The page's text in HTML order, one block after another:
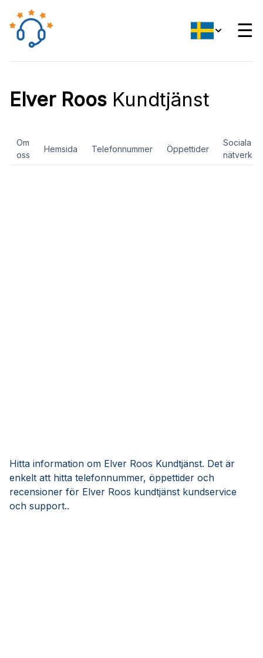
☰
Elver Roos Kundtjänst
Om
oss
Hemsida Telefonnummer Öppettider
Sociala
nätverk
Hitta information om Elver Roos Kundtjänst. Det är
enkelt att hitta telefonnummer, öppettider och
recensioner för Elver Roos kundtjänst kundservice
och support..